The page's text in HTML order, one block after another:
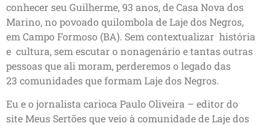
conhecer seu Guilherme, 93 anos, de Casa Nova dos
Marino, no povoado quilombola de Laje dos Negros,
em Campo Formoso (BA). Sem contextualizar história
e cultura, sem escutar o nonagenário e tantas outras
pessoas que ali moram, perderemos o legado das
23 comunidades que formam Laje dos Negros.
Eu e o jornalista carioca Paulo Oliveira – editor do
site Meus Sertões que veio à comunidade de Laje dos